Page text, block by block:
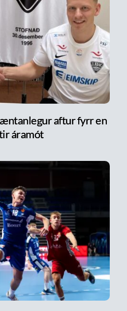
aftur fyrr en
áramót